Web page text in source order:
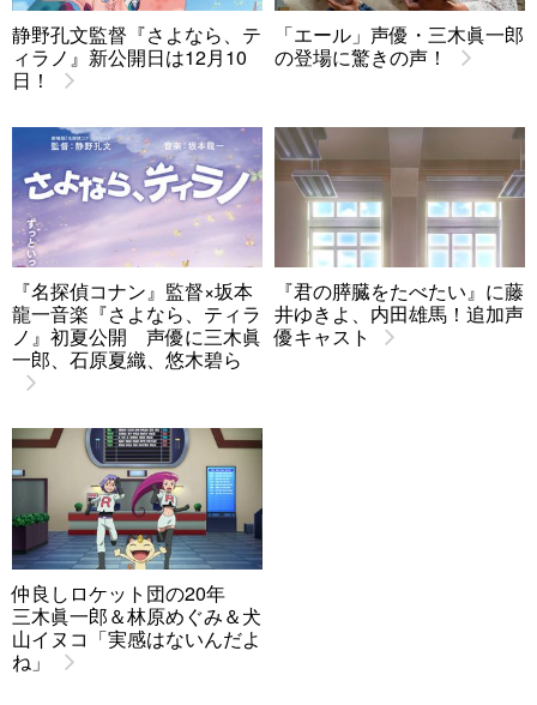
静野孔文監督『さよなら、テ
ィラノ』新公開日は12月10
日！
「エール」声優・三木眞一郎
の登場に驚きの声！
『名探偵コナン』監督×坂本
龍一音楽『さよなら、ティラ
ノ』初夏公開 声優に三木眞
一郎、石原夏織、悠木碧ら
『君の膵臓をたべたい』に藤
井ゆきよ、内田雄馬！追加声
優キャスト
仲良しロケット団の20年
三木眞一郎＆林原めぐみ＆犬
山イヌコ「実感はないんだよ
ね」